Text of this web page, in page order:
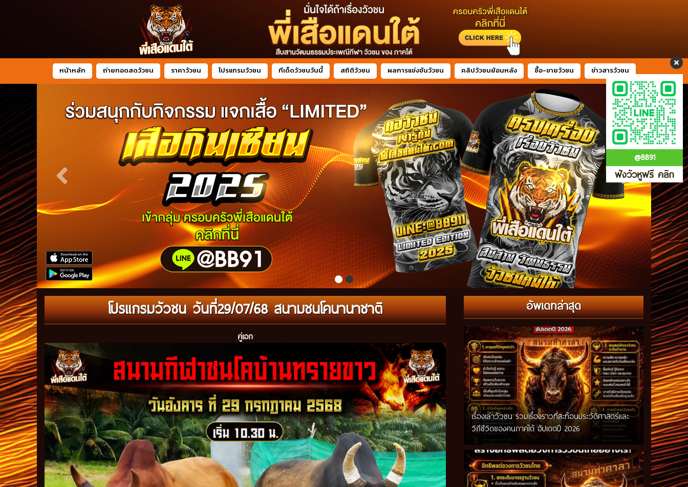
@BB91
ฟังวัวหูฟรี คลิก
หน้าหลัก ถ่ายทอดสดวัวชน ราคาวัวชน โปรแกรมวัวชน ทีเด็ดวัวชนวันนี้ สถิติวัวชน ผลการแข่งขันวัวชน คลิปวัวชนย้อนหลัง ซื้อ-ขายวัวชน ข่าวสารวัวชน
โปรแกรมวัวชน วันที่29/07/68 สนามชนโคนานาชาติ
คู่เอก
อัพเดทล่าสุด
เรื่องเล่าวัวชน รวมเรื่องราวที่สะท้อนประวัติศาสตร์และ
วิถีชีวิตของคนภาคใต้ อัปเดตปี 2026